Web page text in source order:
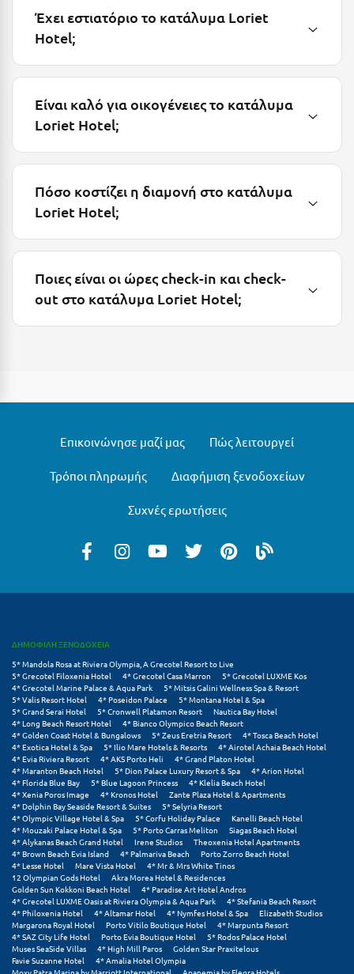
Μεθώνη
Μεσσηνία
Μετέωρα
Μπάνσκο
Μπούκα Μεσσηνίας
Νέοι Πόροι Πιερίας
Ξ
Ξυλόκαστρο
Ο
Ορεινή Αρκαδία
Ορεινή Ναυπακτία
Π
Πάλαιρος
Παξοί
Έχει εστιατόριο το κατάλυμα Loriet
Hotel;
Είναι καλό για οικογένειες το κατάλυμα
Loriet Hotel;
Πόσο κοστίζει η διαμονή στο κατάλυμα
Loriet Hotel;
Ποιες είναι οι ώρες check-in και check-
out στο κατάλυμα Loriet Hotel;
Επικοινώνησε μαζί μας Πώς λειτουργεί
Τρόποι πληρωμής Διαφήμιση ξενοδοχείων
Συχνές ερωτήσεις
ΔΗΜΟΦΙΛΗ ΞΕΝΟΔΟΧΕΙΑ
5* Mandola Rosa at Riviera Olympia, A Grecotel Resort to Live
5* Grecotel Filoxenia Hotel
4* Grecotel Casa Marron
5* Grecotel LUXME Kos
4* Grecotel Marine Palace & Aqua Park
5* Mitsis Galini Wellness Spa & Resort
5* Valis Resort Hotel
4* Poseidon Palace
5* Montana Hotel & Spa
5* Grand Serai Hotel
5* Cronwell Platamon Resort
Nautica Bay Hotel
4* Long Beach Resort Hotel
4* Bianco Olympico Beach Resort
4* Golden Coast Hotel & Bungalows
5* Zeus Eretria Resort
4* Tosca Beach Hotel
4* Exotica Hotel & Spa
5* Ilio Mare Hotels & Resorts
4* Airotel Achaia Beach Hotel
4* Evia Riviera Resort
4* AKS Porto Heli
4* Grand Platon Hotel
4* Maranton Beach Hotel
5* Dion Palace Luxury Resort & Spa
4* Arion Hotel
4* Florida Blue Bay
5* Blue Lagoon Princess
4* Klelia Beach Hotel
4* Xenia Poros Image
4* Kronos Hotel
Zante Plaza Hotel & Apartments
4* Dolphin Bay Seaside Resort & Suites
5* Selyria Resort
4* Olympic Village Hotel & Spa
5* Corfu Holiday Palace
Kanelli Beach Hotel
4* Mouzaki Palace Hotel & Spa
5* Porto Carras Meliton
Siagas Beach Hotel
4* Alykanas Beach Grand Hotel
Irene Studios
Theoxenia Hotel Apartments
4* Brown Beach Evia Island
4* Palmariva Beach
Porto Zorro Beach Hotel
4* Lesse Hotel
Mare Vista Hotel
4* Mr & Mrs White Tinos
12 Olympian Gods Hotel
Akra Morea Hotel & Residences
Golden Sun Kokkoni Beach Hotel
4* Paradise Art Hotel Andros
4* Grecotel LUXME Oasis at Riviera Olympia & Aqua Park
4* Stefania Beach Resort
4* Philoxenia Hotel
4* Altamar Hotel 4* Nymfes Hotel & Spa
Elizabeth Studios
Margarona Royal Hotel
Porto Vitilo Boutique Hotel
4* Marpunta Resort
4* SAZ City Life Hotel
Porto Evia Boutique Hotel
5* Rodos Palace Hotel
Muses SeaSide Villas
4* High Mill Paros
Golden Star Praxitelous
Favie Suzanne Hotel
4* Amalia Hotel Olympia